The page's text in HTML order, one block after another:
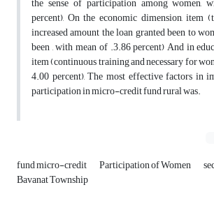
percent), On the economic dimension, item
increased amount the loan granted been to
been , with mean of .3.86 percent) And in
item (continuous training and necessary for
4.00 percent), The most effective factors in
participation in micro-credit fund rural was.
fund micro-credit Participation of Women
Bavanat Township